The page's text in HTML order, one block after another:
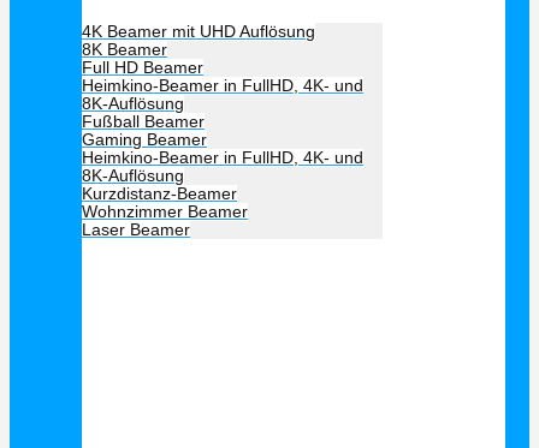
4K Beamer mit UHD Auflösung
8K Beamer
Full HD Beamer
Heimkino-Beamer in FullHD, 4K- und
8K-Auflösung
Fußball Beamer
Gaming Beamer
Heimkino-Beamer in FullHD, 4K- und
8K-Auflösung
Kurzdistanz-Beamer
Wohnzimmer Beamer
Laser Beamer